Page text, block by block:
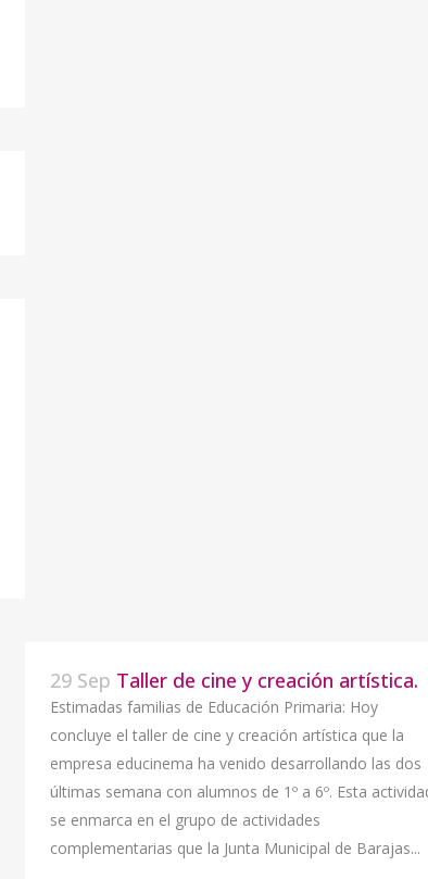
29 Sep Taller de cine y creación artística.
Estimadas familias de Educación Primaria: Hoy
concluye el taller de cine y creación artística que la
empresa educinema ha venido desarrollando las dos
últimas semana con alumnos de 1º a 6º. Esta
se enmarca en el grupo de actividades
complementarias que la Junta Municipal de Barajas...